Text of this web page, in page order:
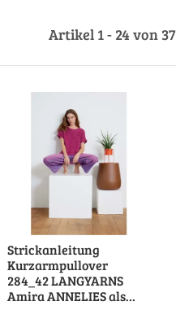
Artikel 1 - 24 von
Strickanleitung
Kurzarmpullover
284_42 LANGYARNS
Amira ANNELIES als